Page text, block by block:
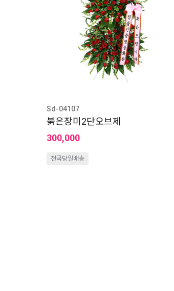
Sd-04107
붉은장미2단오브제
300,000
전국당일배송